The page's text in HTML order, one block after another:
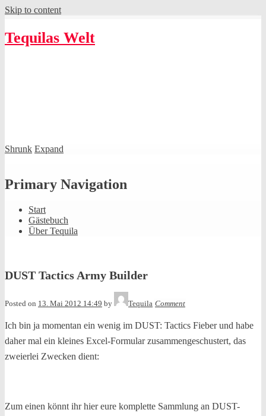
Skip to content
Tequilas Welt
Shrunk Expand
Primary Navigation
Start
Gästebuch
Über Tequila
DUST Tactics Army Builder
Posted on 13. Mai 2012 14:49 by Tequila Comment
Ich bin ja momentan ein wenig im DUST: Tactics Fieber und habe
daher mal ein kleines Excel-Formular zusammengeschustert, das
zweierlei Zwecken dient:
Zum einen könnt ihr hier eure komplette Sammlung an DUST-